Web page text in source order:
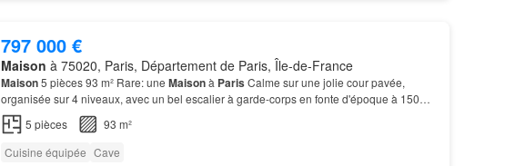
797 000 €
Maison à 75020, Paris, Département de Paris, Île-de-France
Maison5 pièces 93 m² Rare: une Maisonà Paris Calme sur une jolie cour pavée,
organisée sur 4 niveaux, avec un bel escalier à garde-corps en fonte d'époque à 150m,
et Nation à 5min à pied Informations et visite: [Coordonnées…
5 pièces
93 m²
Cuisine équipée Cave